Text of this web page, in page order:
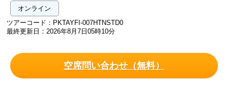
オンライン
ツアーコード：PKTAYFI-007HTNSTD0
最終更新日：2026年8月7日05時10分
空席問い合わせ（無料）